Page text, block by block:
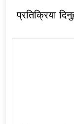
प्रतिक्रिया